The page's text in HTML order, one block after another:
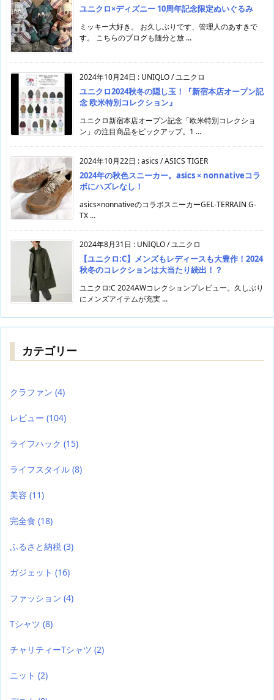
ユニクロ×ディズニー 10周年記念限定ぬいぐるみ
ミッキー大好き。 お久しぶりです、管理人のあすきで
す。 こちらのブログも随分と放 ...
2024年10月24日 : UNIQLO / ユニクロ
ユニクロ2024秋冬の隠し玉！『新宿本店オープン記
念 欧米特別コレクション』
ユニクロ新宿本店オープン記念「欧米特別コレクショ
ン」の注目商品をピックアップ。1 ...
2024年10月22日 :asics / ASICS TIGER
2024年の秋色スニーカー。asics × nonnativeコラ
ボにハズレなし！
asics×nonnativeのコラボスニーカーGEL-TERRAIN G-
TX ...
2024年8月31日 : UNIQLO / ユニクロ
【ユニクロ:C】メンズもレディースも大豊作！2024
秋冬のコレクションは大当たり続出！？
ユニクロ:C 2024AWコレクションプレビュー。久しぶり
にメンズアイテムが充実 ...
カテゴリー
クラファン (4)
レビュー (104)
ライフハック (15)
ライフスタイル (8)
美容 (11)
完全食 (18)
ふるさと納税 (3)
ガジェット (16)
ファッション (4)
Tシャツ (8)
チャリティーTシャツ (2)
ニット (2)